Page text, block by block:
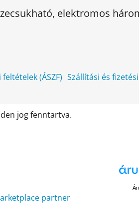
elektromos
(ÁSZF) Szállítási és
jog fenntartva.
partner